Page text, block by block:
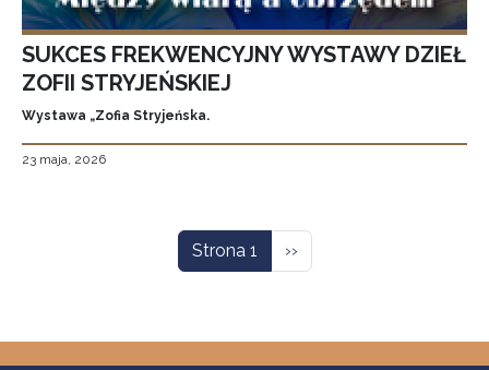
SUKCES FREKWENCYJNY WYSTAWY DZIEŁ
ZOFII STRYJEŃSKIEJ
Wystawa „Zofia Stryjeńska.
23 maja, 2026
Strona 1 Następna strona
››